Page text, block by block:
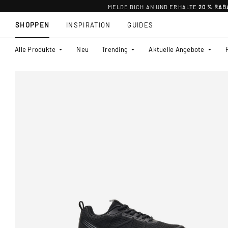
MELDE DICH AN UND ERHALTE20 %
SHOPPEN
Alle Produkte Neu Trending Aktuelle Angebote
INSPIRATION GUIDES